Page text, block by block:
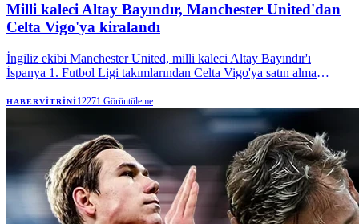
Milli kaleci Altay Bayındır, Manchester United'dan
Celta Vigo'ya kiralandı
İngiliz ekibi Manchester United, milli kaleci Altay Bayındır'ı
İspanya 1. Futbol Ligi takımlarından Celta Vigo'ya satın alma
HABERVITRINI12271 Görüntüleme